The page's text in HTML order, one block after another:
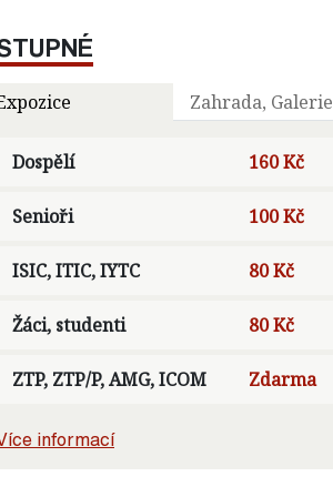
Zahrada, Galerie
Dospělí 160 Kč
Senioři 100 Kč
ISIC, ITIC, IYTC 80 Kč
Žáci, studenti 80 Kč
ZTP, ZTP/P, AMG, ICOM Zdarma
informací